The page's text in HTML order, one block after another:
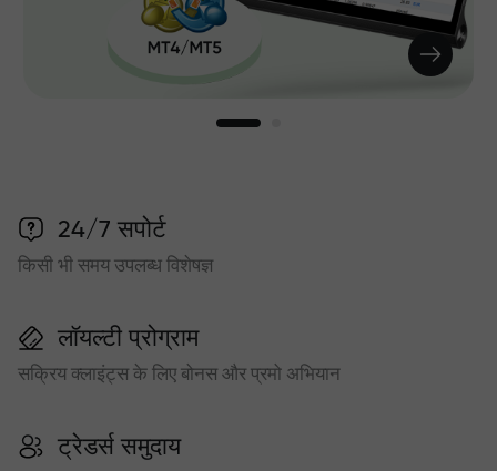
24/7 सपोर्ट
किसी भी समय उपलब्ध विशेषज्ञ
लॉयल्टी प्रोग्राम
सक्रिय क्लाइंट्स के लिए बोनस और प्रमो अभियान
ट्रेडर्स समुदाय